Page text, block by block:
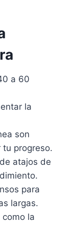
a 60
la
son
tu progreso.
atajos de
para
largas.
la